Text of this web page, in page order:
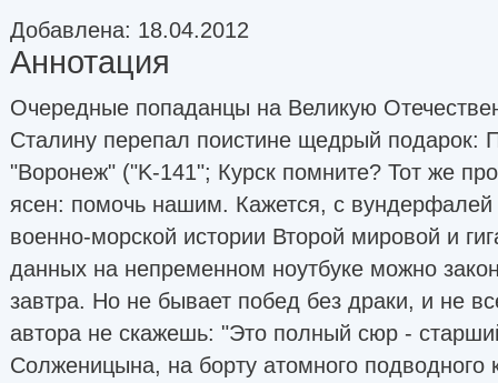
Добавлена: 18.04.2012
Аннотация
Очередные попаданцы на Великую
Сталину перепал поистине щедрый подарок:
"Воронеж" ("K-141"; Курск помните? Тот же
ясен: помочь нашим. Кажется, с
военно-морской истории Второй мировой и
данных на непременном ноутбуке можно
завтра. Но не бывает побед без драки, и не
автора не скажешь: "Это полный сюр -
Солженицына, на борту атомного подводного